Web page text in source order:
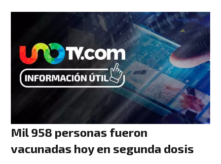
Mil 958 personas fueron
vacunadas hoy en segunda dosis